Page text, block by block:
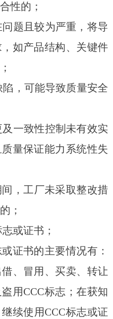
性的；
题且较为严重，将导
如产品结构、关键件
，可能导致质量安全
一致性控制未有效实
量保证能力系统性失
，工厂未采取整改措
；
或证书；
证书的主要情况有：
、冒用、买卖、转让
用CCC标志；在获知
续使用CCC标志或证